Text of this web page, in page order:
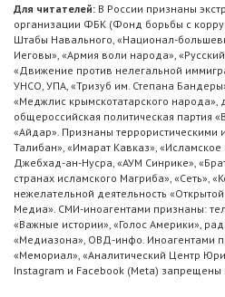
Для читателей: В России признаны
организации ФБК (Фонд борьбы с
Штабы Навального, «Национал-
Иеговы», «Армия воли народа»,
«Движение против нелегальной
УНСО, УПА, «Тризуб им. Степана
«Меджлис крымскотатарского народа»,
общероссийская политическая партия
«Айдар». Признаны
Талибан», «Имарат Кавказ», «Исламское
Джебхад-ан-Нусра, «АУМ Синрике»,
странах исламского Магриба», «Сеть»,
нежелательной деятельность
Медиа». СМИ-иноагентами признаны:
«Важные истории», «Голос Америки»,
«Медиазона», ОВД-инфо. Иноагентами
«Мемориал», «Аналитический Центр
Instagram и Facebook (Metа) запрещены